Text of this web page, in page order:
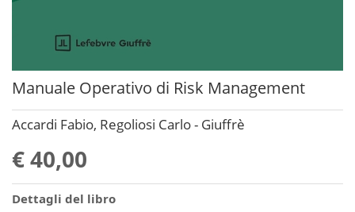
Manuale Operativo di Risk Management
Accardi Fabio, Regoliosi Carlo - Giuffrè
€ 40,00
Dettagli del libro